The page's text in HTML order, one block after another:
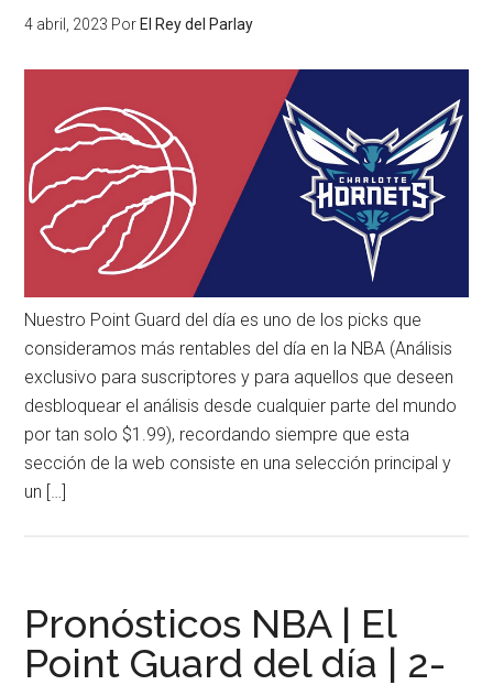
4 abril, 2023 Por El Rey del Parlay
Nuestro Point Guard del día es uno de los picks que
consideramos más rentables del día en la NBA (Análisis
exclusivo para suscriptores y para aquellos que deseen
desbloquear el análisis desde cualquier parte del mundo
por tan solo $1.99), recordando siempre que esta
sección de la web consiste en una selección principal y
un […]
Pronósticos NBA | El
Point Guard del día | 2-